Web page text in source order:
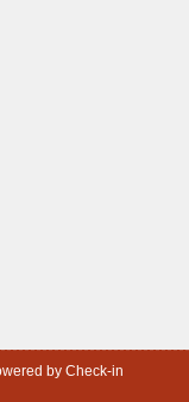
by Check-in